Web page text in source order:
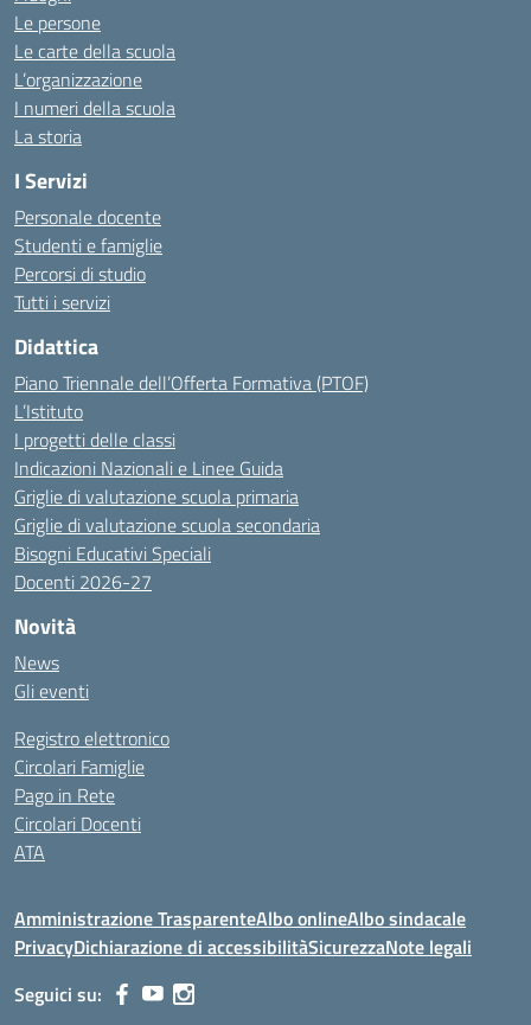
Le persone
Le carte della scuola
L’organizzazione
I numeri della scuola
La storia
I Servizi
Personale docente
Studenti e famiglie
Percorsi di studio
Tutti i servizi
Didattica
Piano Triennale dell’Offerta Formativa (PTOF)
L’Istituto
I progetti delle classi
Indicazioni Nazionali e Linee Guida
Griglie di valutazione scuola primaria
Griglie di valutazione scuola secondaria
Bisogni Educativi Speciali
Docenti 2026-27
Novità
News
Gli eventi
Registro elettronico
Circolari Famiglie
Pago in Rete
Circolari Docenti
ATA
Amministrazione TrasparenteAlbo onlineAlbo sindacale
PrivacyDichiarazione di accessibilitàSicurezzaNote legali
Seguici su: